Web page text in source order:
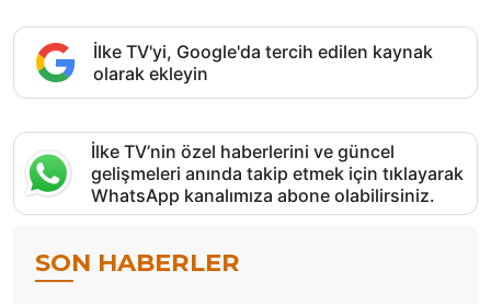
İlke TV'yi, Google'da tercih edilen kaynak
olarak ekleyin
İlke TV’nin özel haberlerini ve güncel
gelişmeleri anında takip etmek için tıklayarak
WhatsApp kanalımıza abone olabilirsiniz.
SON HABERLER